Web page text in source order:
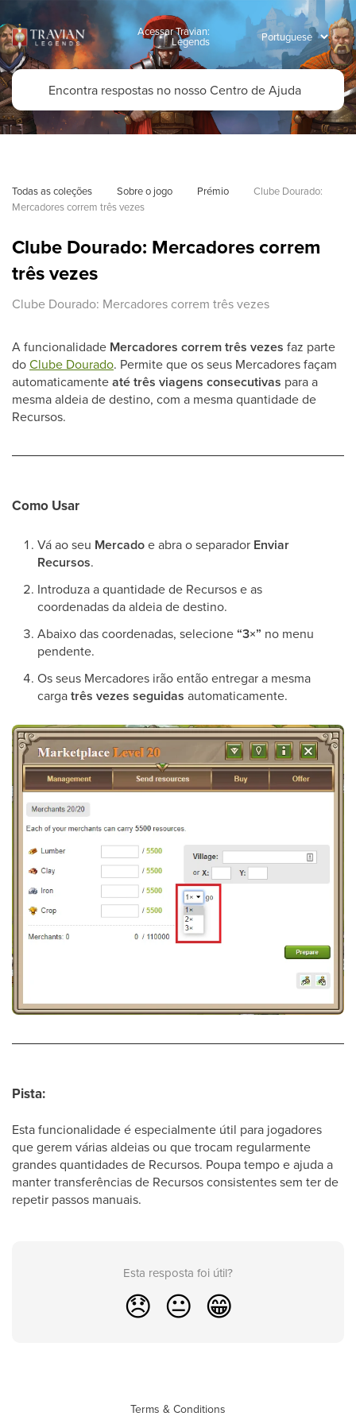
Acessar Travian:
Legends
Todas as coleções Sobre o jogo Prémio
Clube Dourado:
Mercadores correm três vezes
Clube Dourado: Mercadores correm
três vezes
Clube Dourado: Mercadores correm três vezes
A funcionalidade Mercadores correm três vezes faz parte
doClube Dourado. Permite que os seus Mercadores façam
automaticamenteaté três viagens consecutivas para a
mesma aldeia de destino, com a mesma quantidade de
Recursos.
Como Usar
Vá ao seu Mercadoe abra o separador Enviar
Recursos.
Introduza a quantidade de Recursos e as
coordenadas da aldeia de destino.
Abaixo das coordenadas, selecione“3×” no menu
pendente.
Os seus Mercadores irão então entregar a mesma
cargatrês vezes seguidas automaticamente.
Pista:
Esta funcionalidade é especialmente útil para jogadores
que gerem várias aldeias ou que trocam regularmente
grandes quantidades de Recursos. Poupa tempo e ajuda a
manter transferências de Recursos consistentes sem ter de
repetir passos manuais.
Esta resposta foi útil?
😞 😐 😁
Terms & Conditions